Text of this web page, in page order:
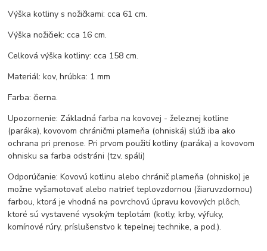
Výška kotliny s nožičkami: cca 61 cm.
Výška nožičiek: cca 16 cm.
Celková výška kotliny: cca 158 cm.
Materiál: kov, hrúbka: 1 mm
Farba: čierna.
Upozornenie: Základná farba na kovovej - železnej kotline
(paráka), kovovom chráničmi plameňa (ohniská) slúži iba ako
ochrana pri prenose. Pri prvom použití kotliny (paráka) a kovovom
ohnisku sa farba odstráni (tzv. spáli)
Odporúčanie: Kovovú kotlinu alebo chránič plameňa (ohnisko) je
možne vyšamotovať alebo natrieť teplovzdornou (žiaruvzdornou)
farbou, ktorá je vhodná na povrchovú úpravu kovových plôch,
ktoré sú vystavené vysokým teplotám (kotly, krby, výfuky,
komínové rúry, príslušenstvo k tepelnej technike, a pod.).